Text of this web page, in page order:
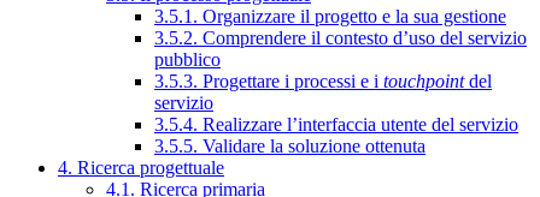
3.5.1. Organizzare il progetto e la sua gestione
3.5.2. Comprendere il contesto d’uso del servizio
pubblico
3.5.3. Progettare i processi e i touchpointdel
servizio
3.5.4. Realizzare l’interfaccia utente del servizio
3.5.5. Validare la soluzione ottenuta
4. Ricerca progettuale
4.1. Ricerca primaria